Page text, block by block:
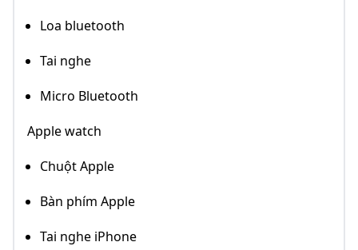
Loa bluetooth
Tai nghe
Micro Bluetooth
Apple watch
Chuột Apple
Bàn phím Apple
Tai nghe iPhone